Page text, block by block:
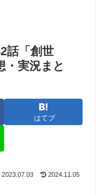
話「創世
実況まと
はてブ
2023.07.03 2024.11.05